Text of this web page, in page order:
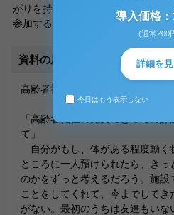
がりを持っていない。できるだけ
参加するなどといった小さなことか
資料の原本内容
高齢者福祉論
「高齢者福祉の充実にとっての
て」
自分がもし、体がある程度動く
ところに一人預けられたら、き
のかをずっと考えるだろう。施
ことをしてくれて、今までしてき
がない。最初のうちは友達もい
導入価格：
(通常200
詳細を
今日はもう表示しない